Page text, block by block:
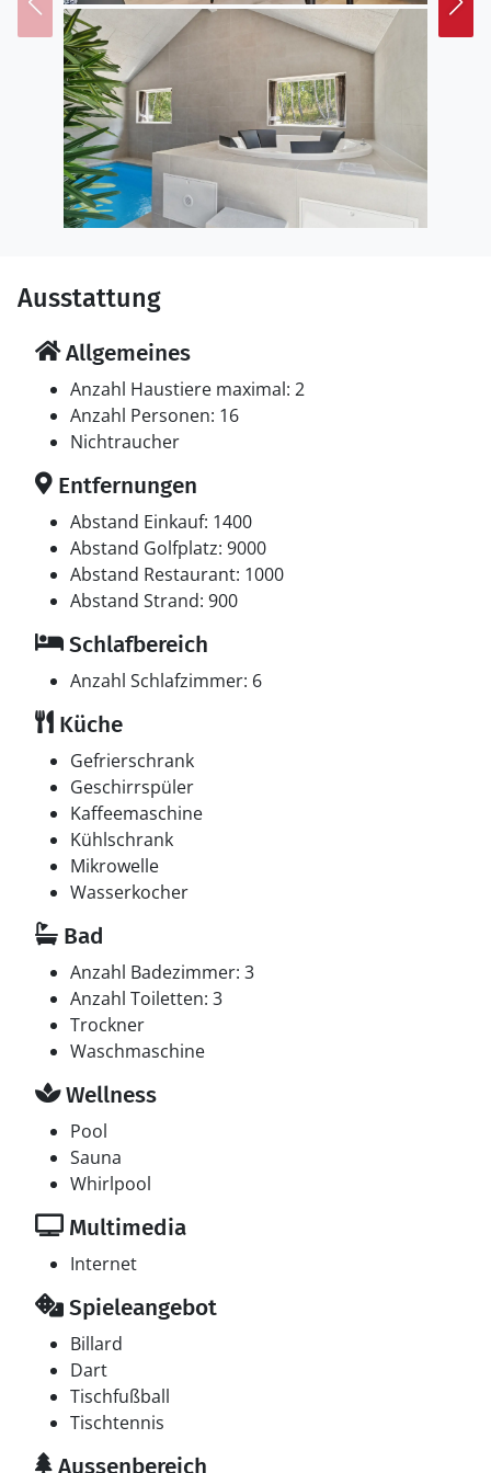
Ausstattung
Allgemeines
Anzahl Haustiere maximal: 2
Anzahl Personen: 16
Nichtraucher
Entfernungen
Abstand Einkauf: 1400
Abstand Golfplatz: 9000
Abstand Restaurant: 1000
Abstand Strand: 900
Schlafbereich
Anzahl Schlafzimmer: 6
Küche
Gefrierschrank
Geschirrspüler
Kaffeemaschine
Kühlschrank
Mikrowelle
Wasserkocher
Bad
Anzahl Badezimmer: 3
Anzahl Toiletten: 3
Trockner
Waschmaschine
Wellness
Pool
Sauna
Whirlpool
Multimedia
Internet
Spieleangebot
Billard
Dart
Tischfußball
Tischtennis
Aussenbereich